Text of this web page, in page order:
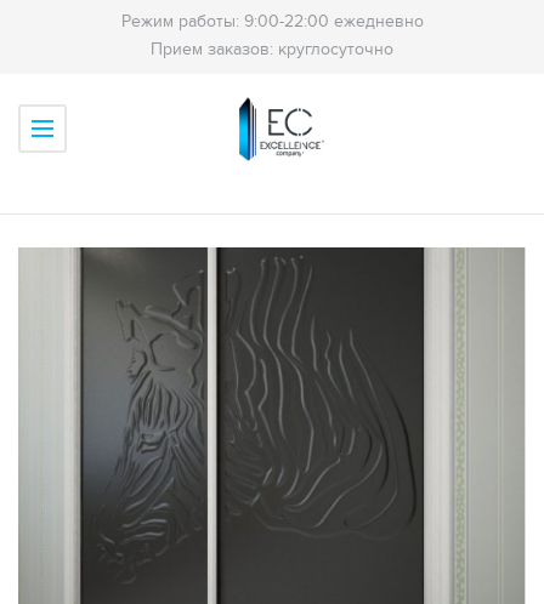
Режим работы: 9:00-22:00 ежедневно
Прием заказов: круглосуточно